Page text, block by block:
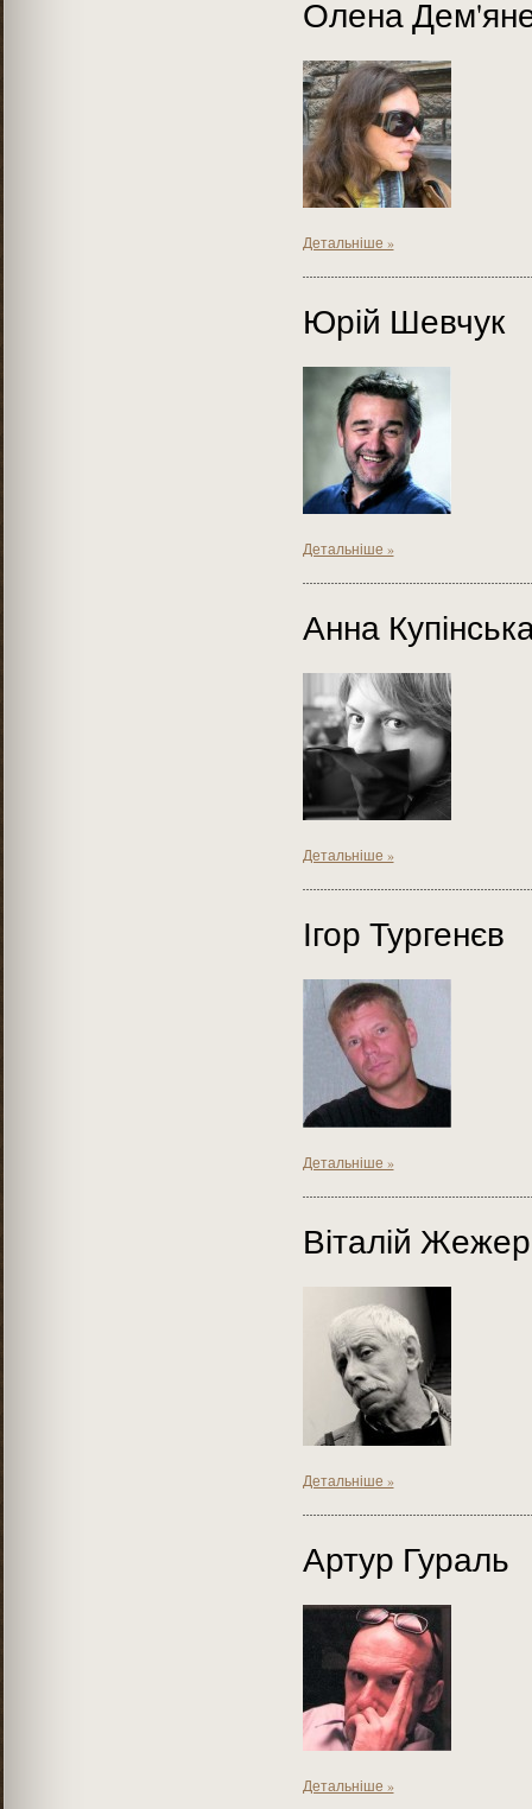
Олена
Детальніше »
Юрій Шевчук
Детальніше »
Анна
Детальніше »
Ігор Тургенєв
Детальніше »
Віталій
Детальніше »
Артур Гураль
Детальніше »